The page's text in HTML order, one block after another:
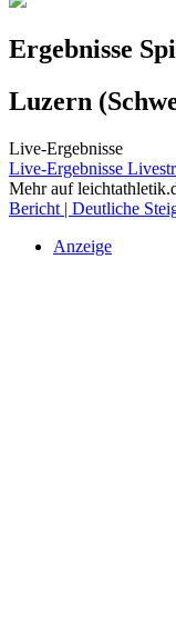
Ergebnisse
Luzern
Live-Ergebnisse
Live-Ergebnisse
Mehr auf
Bericht | Deutliche
Anzeige